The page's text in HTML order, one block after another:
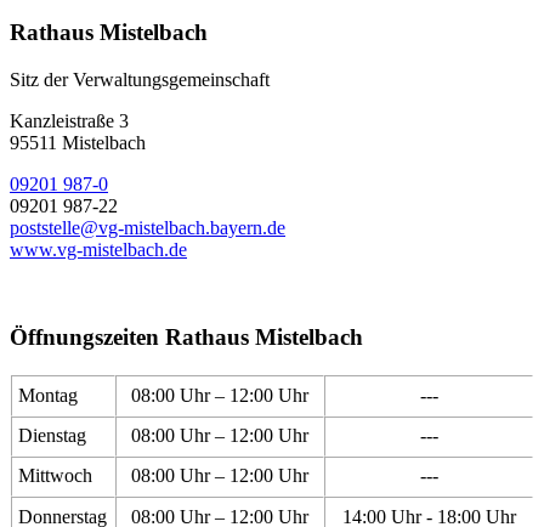
Rathaus Mistelbach
Sitz der Verwaltungsgemeinschaft
Kanzleistraße 3
95511 Mistelbach
09201 987-0
09201 987-22
poststelle@vg-mistelbach.bayern.de
www.vg-mistelbach.de
Öffnungszeiten Rathaus Mistelbach
Montag 08:00 Uhr – 12:00 Uhr
---
Dienstag
08:00 Uhr – 12:00 Uhr
---
Mittwoch
08:00 Uhr – 12:00 Uhr
---
Donnerstag
08:00 Uhr – 12:00 Uhr 14:00 Uhr - 18:00 Uhr